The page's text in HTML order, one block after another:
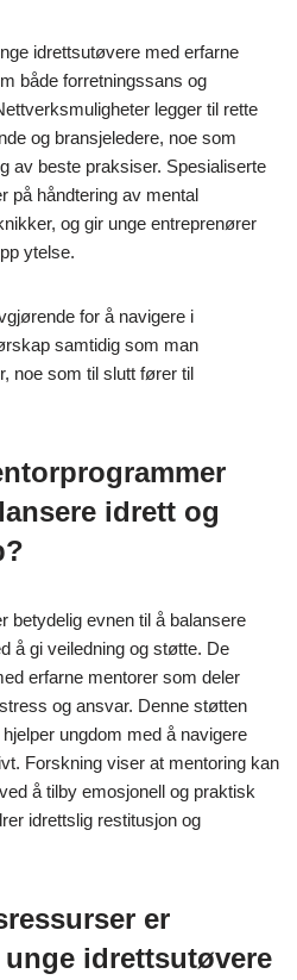
idrettsutøvere med erfarne
både forretningssans og
legger til rette
og bransjeledere, noe som
av beste praksiser. Spesialiserte
på håndtering av mental
og gir unge entreprenører
ytelse.
for å navigere i
samtidig som man
noe som til slutt fører til
idrett og
betydelig evnen til å balansere
å gi veiledning og støtte. De
erfarne mentorer som deler
og ansvar. Denne støtten
ungdom med å navigere
Forskning viser at mentoring kan
å tilby emosjonell og praktisk
idrettslig restitusjon og
er
idrettsutøvere